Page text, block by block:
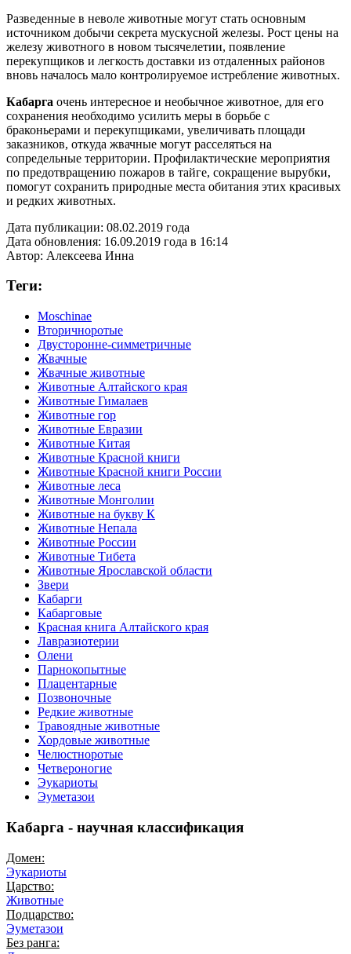
Разведенные в неволе животные могут стать основным
источником добычи секрета мускусной железы. Рост цены на
железу животного в новом тысячелетии, появление
перекупщиков и легкость доставки из отдаленных районов
вновь началось мало контролируемое истребление животных.
Кабарга очень интересное и необычное животное, для его
сохранения необходимо усилить меры в борьбе с
браконьерами и перекупщиками, увеличивать площади
заказников, откуда жвачные могут расселяться на
сопредельные территории. Профилактические мероприятия
по предотвращению пожаров в тайге, сокращение вырубки,
помогут сохранить природные места обитания этих красивых
и редких животных.
Дата публикации: 08.02.2019 года
Дата обновления: 16.09.2019 года в 16:14
Автор: Алексеева Инна
Теги:
Moschinae
Вторичноротые
Двусторонне-симметричные
Жвачные
Жвачные животные
Животные Алтайского края
Животные Гималаев
Животные гор
Животные Евразии
Животные Китая
Животные Красной книги
Животные Красной книги России
Животные леса
Животные Монголии
Животные на букву К
Животные Непала
Животные России
Животные Тибета
Животные Ярославской области
Звери
Кабарги
Кабарговые
Красная книга Алтайского края
Лавразиотерии
Олени
Парнокопытные
Плацентарные
Позвоночные
Редкие животные
Травоядные животные
Хордовые животные
Челюстноротые
Четвероногие
Эукариоты
Эуметазои
Кабарга - научная классификация
Домен:
Эукариоты
Царство:
Животные
Подцарство:
Эуметазои
Без ранга: